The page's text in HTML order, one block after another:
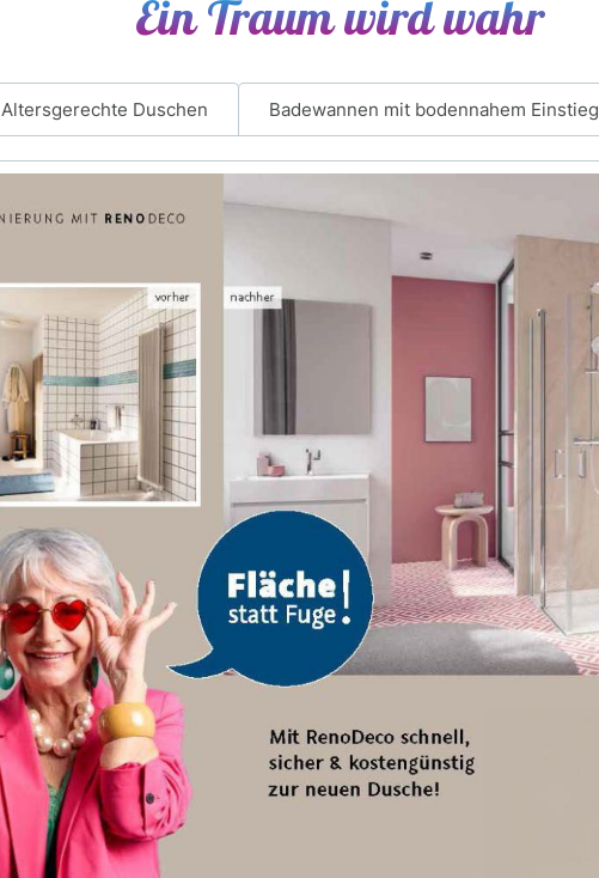
Ein Traum wird wahr
Altersgerechte Duschen Badewannen mit bodennahem Einstieg